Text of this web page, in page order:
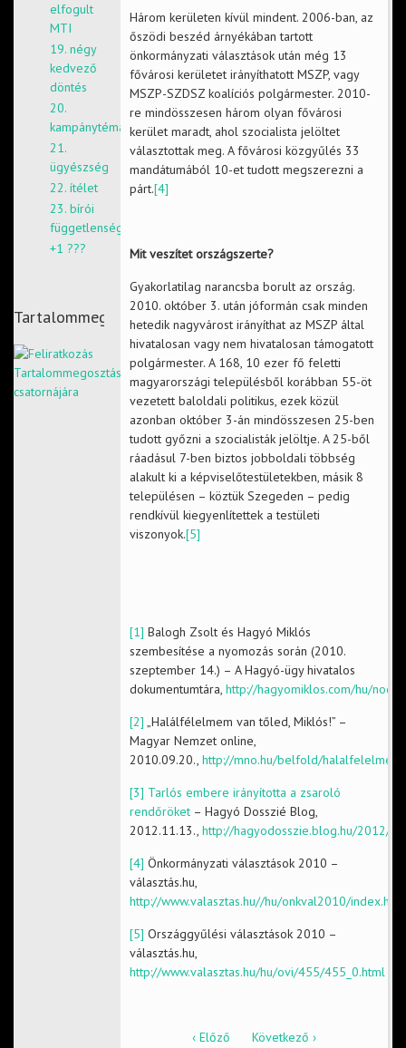
elfogult
MTI
19. négy
kedvező
döntés
20.
kampánytéma
21.
ügyészség
22. ítélet
23. bírói
függetlenség
+1 ???
Tartalommegosztás
Három kerületen kívül mindent. 2006-ban, az
őszödi beszéd árnyékában tartott
önkormányzati választások után még 13
fővárosi kerületet irányíthatott MSZP, vagy
MSZP-SZDSZ koalíciós polgármester. 2010-
re mindösszesen három olyan fővárosi
kerület maradt, ahol szocialista jelöltet
választottak meg. A fővárosi közgyűlés 33
mandátumából 10-et tudott megszerezni a
párt.[4]
Mit veszítet országszerte?
Gyakorlatilag narancsba borult az ország.
2010. október 3. után jóformán csak minden
hetedik nagyvárost irányíthat az MSZP által
hivatalosan vagy nem hivatalosan támogatott
polgármester. A 168, 10 ezer fő feletti
magyarországi településből korábban 55-öt
vezetett baloldali politikus, ezek közül
azonban október 3-án mindösszesen 25-ben
tudott győzni a szocialisták jelöltje. A 25-ből
ráadásul 7-ben biztos jobboldali többség
alakult ki a képviselőtestületekben, másik 8
településen – köztük Szegeden – pedig
rendkívül kiegyenlítettek a testületi
viszonyok.[5]
[1] Balogh Zsolt és Hagyó Miklós
szembesítése a nyomozás során (2010.
szeptember 14.) – A Hagyó-ügy hivatalos
dokumentumtára, http://hagyomiklos.com/hu/
[2] „Halálfélelmem van tőled, Miklós!” –
Magyar Nemzet online,
2010.09.20., http://mno.hu/belfold/
[3] Tarlós embere irányította a zsaroló
rendőröket– Hagyó Dosszié Blog,
2012.11.13., http://hagyodosszie.blog.hu/2012/
[4] Önkormányzati választások 2010 –
választás.hu,
http://www.valasztas.hu//hu/onkval2010/index.html
[5] Országgyűlési választások 2010 –
választás.hu,
http://www.valasztas.hu/hu/ovi/455/455_0.html
‹ Előző Következő ›